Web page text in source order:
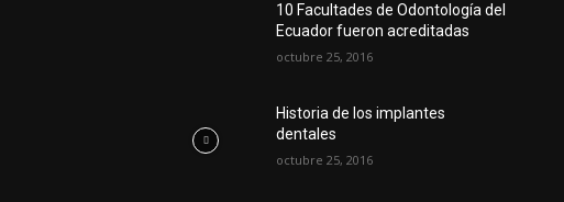
10 Facultades de Odontología del
Ecuador fueron acreditadas
octubre 25, 2016
Historia de los implantes
dentales
octubre 25, 2016